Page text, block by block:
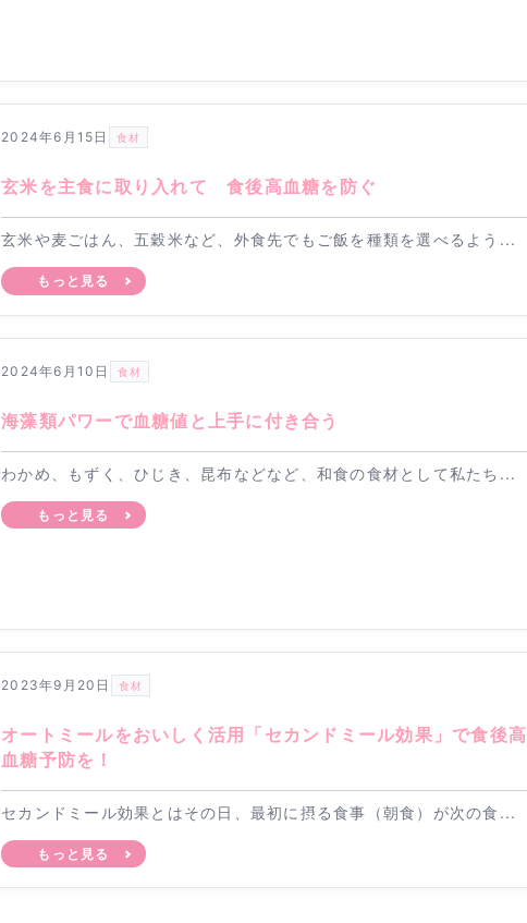
2024年6月15日 食材
玄米を主食に取り入れて 食後高血糖を防ぐ
玄米や麦ごはん、五穀米など、外食先でもご飯を種類を選べるよう...
もっと見る
2024年6月10日 食材
海藻類パワーで血糖値と上手に付き合う
わかめ、もずく、ひじき、昆布などなど、和食の食材として私たち...
もっと見る
2023年9月20日 食材
オートミールをおいしく活用「セカンドミール効果」で食後高
血糖予防を！
セカンドミール効果とはその日、最初に摂る食事（朝食）が次の食...
もっと見る